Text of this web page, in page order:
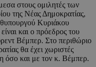
στους ομιλητές των
της Νέας Δημοκρατίας,
Κυριάκου
και ο πρόεδρος του
Βέμπερ. Στο περιθώριο
θα έχει χωριστές
όσο και με τον κ. Βέμπερ.